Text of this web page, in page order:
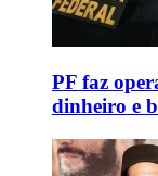
PF faz
dinheiro e